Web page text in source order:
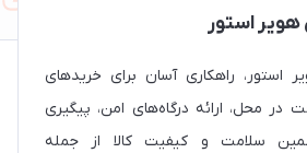
هویر استور
استور، راهکاری آسان برای خریدهای
در محل، ارائه درگاه‌های امن، پیگیری
سلامت و کیفیت کالا از جمله